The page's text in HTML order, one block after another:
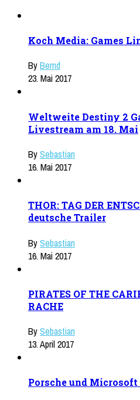
Koch Media: Games
ByBernd
23. Mai 2017
Weltweite Destiny 2
Livestream am 18. Mai
BySebastian
16. Mai 2017
THOR: TAG DER
deutsche Trailer
BySebastian
16. Mai 2017
PIRATES OF THE
RACHE
BySebastian
13. April 2017
Porsche und